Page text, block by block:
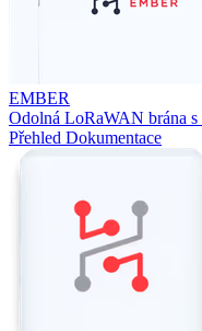
EMBER
Odolná LoRaWAN brána
Přehled Dokumentace